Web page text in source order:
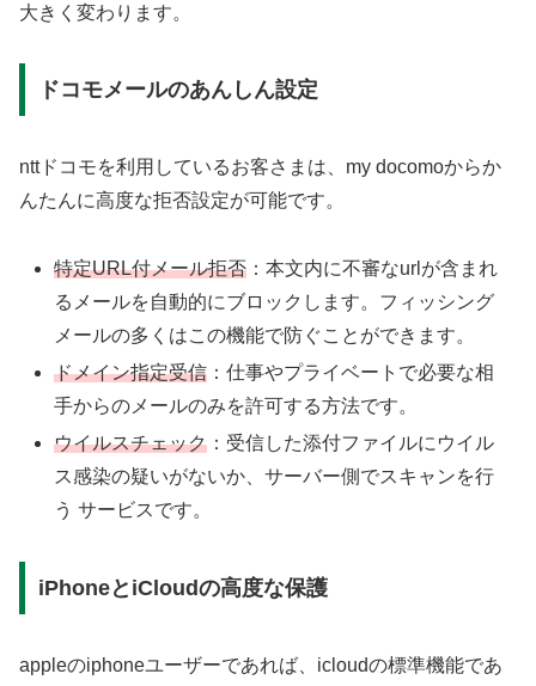
大きく変わります。
ドコモメールのあんしん設定
nttドコモを利用しているお客さまは、my docomoからか
んたんに高度な拒否設定が可能です。
特定URL付メール拒否 ：本文内に不審なurlが含まれ
るメールを自動的にブロックします。フィッシング
メールの多くはこの機能で防ぐことができます。
ドメイン指定受信 ：仕事やプライベートで必要な相
手からのメールのみを許可する方法です。
ウイルスチェック ：受信した添付ファイルにウイル
ス感染の疑いがないか、サーバー側でスキャンを行
う サービスです。
iPhoneとiCloudの高度な保護
appleのiphoneユーザーであれば、icloudの標準機能であ